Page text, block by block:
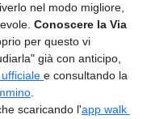
nel modo migliore,
Conoscere la Via
per questo vi
già con anticipo,
e consultando la
.
scaricando l'app walk